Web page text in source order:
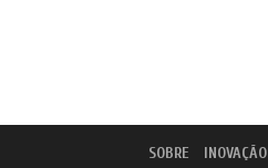
SOBRE INOVAÇÃO